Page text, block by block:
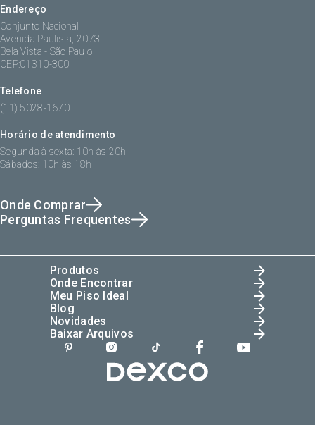
Endereço
Conjunto Nacional
Avenida Paulista, 2073
Bela Vista - São Paulo
CEP:01310-300
Telefone
(11) 5028-1670
Horário de atendimento
Segunda à sexta: 10h às 20h
Sábados: 10h às 18h
Onde Comprar
Perguntas Frequentes
Produtos
Onde Encontrar
Meu Piso Ideal
Blog
Novidades
Baixar Arquivos